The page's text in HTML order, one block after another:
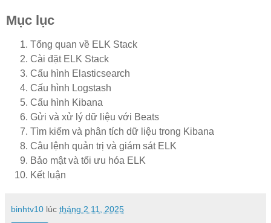
Mục lục
Tổng quan về ELK Stack
Cài đặt ELK Stack
Cấu hình Elasticsearch
Cấu hình Logstash
Cấu hình Kibana
Gửi và xử lý dữ liệu với Beats
Tìm kiếm và phân tích dữ liệu trong Kibana
Câu lệnh quản trị và giám sát ELK
Bảo mật và tối ưu hóa ELK
Kết luận
binhtv10 lúc tháng 2 11, 2025